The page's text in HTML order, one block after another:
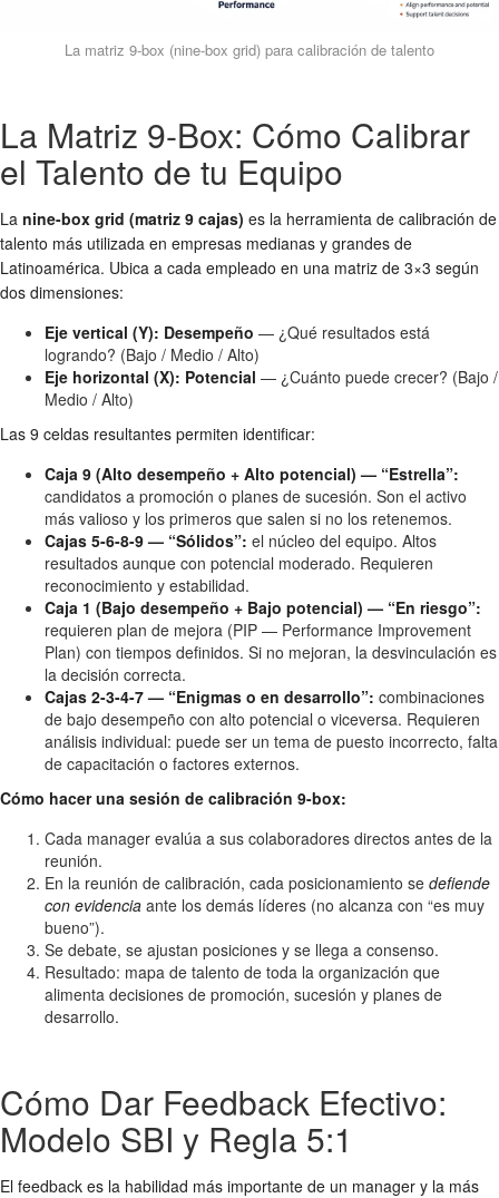
La matriz 9-box (nine-box grid) para calibración de talento
La Matriz 9-Box: Cómo Calibrar
el Talento de tu Equipo
La nine-box grid (matriz 9 cajas) es la herramienta de calibración de
talento más utilizada en empresas medianas y grandes de
Latinoamérica. Ubica a cada empleado en una matriz de 3×3 según
dos dimensiones:
Eje vertical (Y): Desempeño — ¿Qué resultados está
logrando? (Bajo / Medio / Alto)
Eje horizontal (X): Potencial — ¿Cuánto puede crecer? (Bajo /
Medio / Alto)
Las 9 celdas resultantes permiten identificar:
Caja 9 (Alto desempeño + Alto potencial) — “Estrella”:
candidatos a promoción o planes de sucesión. Son el activo
más valioso y los primeros que salen si no los retenemos.
Cajas 5-6-8-9 — “Sólidos”: el núcleo del equipo. Altos
resultados aunque con potencial moderado. Requieren
reconocimiento y estabilidad.
Caja 1 (Bajo desempeño + Bajo potencial) — “En riesgo”:
requieren plan de mejora (PIP — Performance Improvement
Plan) con tiempos definidos. Si no mejoran, la desvinculación es
la decisión correcta.
Cajas 2-3-4-7 — “Enigmas o en desarrollo”: combinaciones
de bajo desempeño con alto potencial o viceversa. Requieren
análisis individual: puede ser un tema de puesto incorrecto, falta
de capacitación o factores externos.
Cómo hacer una sesión de calibración 9-box:
Cada manager evalúa a sus colaboradores directos antes de la
reunión.
En la reunión de calibración, cada posicionamiento se defiende
con evidencia ante los demás líderes (no alcanza con “es muy
bueno”).
Se debate, se ajustan posiciones y se llega a consenso.
Resultado: mapa de talento de toda la organización que
alimenta decisiones de promoción, sucesión y planes de
desarrollo.
Cómo Dar Feedback Efectivo:
Modelo SBI y Regla 5:1
El feedback es la habilidad más importante de un manager y la más